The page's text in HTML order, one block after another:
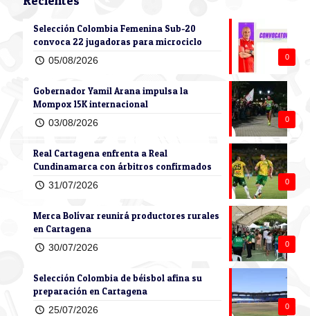
0
Selección Colombia Femenina Sub-20
convoca 22 jugadoras para microciclo
05/08/2026
0
Gobernador Yamil Arana impulsa la
Mompox 15K internacional
03/08/2026
0
Real Cartagena enfrenta a Real
Cundinamarca con árbitros confirmados
31/07/2026
0
Merca Bolívar reunirá productores rurales
en Cartagena
30/07/2026
0
Selección Colombia de béisbol afina su
preparación en Cartagena
25/07/2026